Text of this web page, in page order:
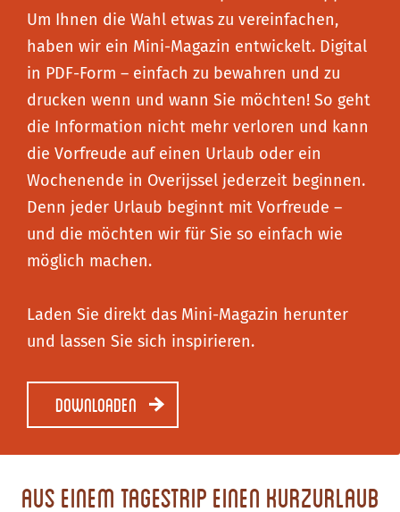
Um Ihnen die Wahl etwas zu vereinfachen,
haben wir ein Mini-Magazin entwickelt. Digital
in PDF-Form – einfach zu bewahren und zu
drucken wenn und wann Sie möchten! So geht
die Information nicht mehr verloren und kann
die Vorfreude auf einen Urlaub oder ein
Wochenende in Overijssel jederzeit beginnen.
Denn jeder Urlaub beginnt mit Vorfreude –
und die möchten wir für Sie so einfach wie
möglich machen.
Laden Sie direkt das Mini-Magazin herunter
und lassen Sie sich inspirieren.
Downloaden
Aus einem Tagestrip einen Kurzurlaub